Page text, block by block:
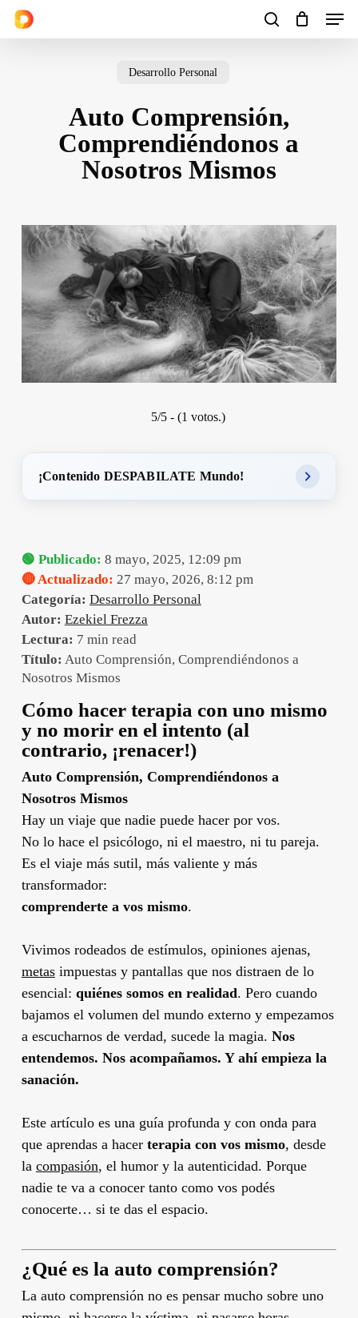
Skip
search
Menu
Cart Close
Desarrollo Personal
Auto Comprensión,
Comprendiéndonos a
Nosotros Mismos
5/5 - (1 votos.)
¡Contenido DESPABILATE Mundo!
🟢 Publicado: 8 mayo, 2025, 12:09 pm
🔴 Actualizado: 27 mayo, 2026, 8:12 pm
Categoría: Desarrollo Personal
Autor: Ezekiel Frezza
Lectura: 7 min read
Título: Auto Comprensión, Comprendiéndonos a
Nosotros Mismos
Cómo hacer terapia con uno mismo
y no morir en el intento (al
contrario, ¡renacer!)
Auto Comprensión, Comprendiéndonos a
Nosotros Mismos
Hay un viaje que nadie puede hacer por vos.
No lo hace el psicólogo, ni el maestro, ni tu pareja.
Es el viaje más sutil, más valiente y más
transformador:
comprenderte a vos mismo.
Vivimos rodeados de estímulos, opiniones ajenas,
metasimpuestas y pantallas que nos distraen de lo
esencial: quiénes somos en realidad. Pero cuando
bajamos el volumen del mundo externo y empezamos
a escucharnos de verdad, sucede la magia. Nos
entendemos. Nos acompañamos. Y ahí empieza la
sanación.
Este artículo es una guía profunda y con onda para
que aprendas a hacer terapia con vos mismo, desde
la compasión, el humor y la autenticidad. Porque
nadie te va a conocer tanto como vos podés
conocerte… si te das el espacio.
¿Qué es la auto comprensión?
La auto comprensión no es pensar mucho sobre uno